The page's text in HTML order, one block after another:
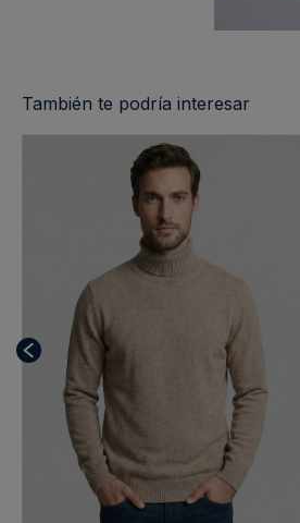
También te podría interesar